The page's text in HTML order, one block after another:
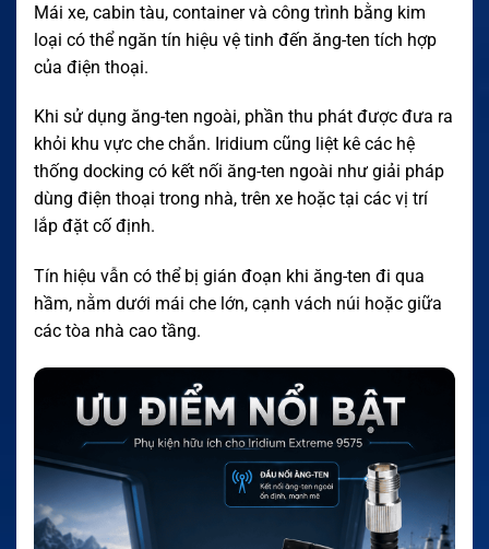
Mái xe, cabin tàu, container và công trình bằng kim
loại có thể ngăn tín hiệu vệ tinh đến ăng-ten tích hợp
của điện thoại.
Khi sử dụng ăng-ten ngoài, phần thu phát được đưa ra
khỏi khu vực che chắn. Iridium cũng liệt kê các hệ
thống docking có kết nối ăng-ten ngoài như giải pháp
dùng điện thoại trong nhà, trên xe hoặc tại các vị trí
lắp đặt cố định.
Tín hiệu vẫn có thể bị gián đoạn khi ăng-ten đi qua
hầm, nằm dưới mái che lớn, cạnh vách núi hoặc giữa
các tòa nhà cao tầng.